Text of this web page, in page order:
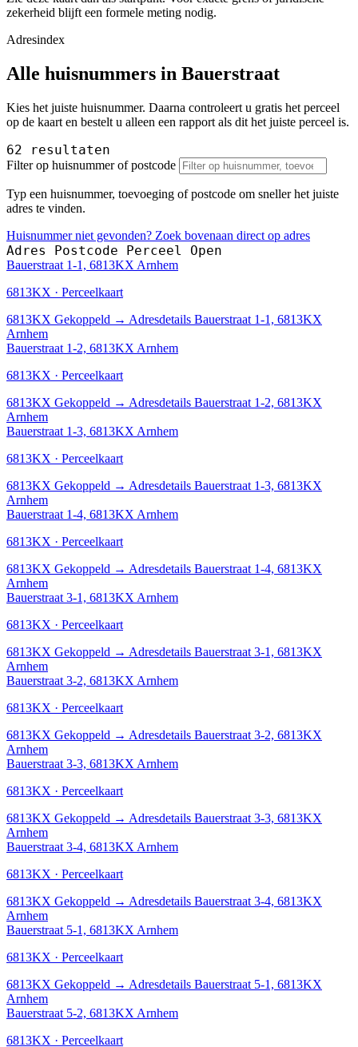
zekerheid blijft een formele meting nodig.
Adresindex
Alle huisnummers in Bauerstraat
Kies het juiste huisnummer. Daarna controleert u gratis het perceel
op de kaart en bestelt u alleen een rapport als dit het juiste perceel is.
62 resultaten
Filter op huisnummer of postcode
Typ een huisnummer, toevoeging of postcode om sneller het juiste
adres te vinden.
Huisnummer niet gevonden? Zoek bovenaan direct op adres
Adres Postcode Perceel Open
Bauerstraat 1-1, 6813KX Arnhem
6813KX · Perceelkaart
6813KX Gekoppeld → Adresdetails Bauerstraat 1-1, 6813KX
Arnhem
Bauerstraat 1-2, 6813KX Arnhem
6813KX · Perceelkaart
6813KX Gekoppeld → Adresdetails Bauerstraat 1-2, 6813KX
Arnhem
Bauerstraat 1-3, 6813KX Arnhem
6813KX · Perceelkaart
6813KX Gekoppeld → Adresdetails Bauerstraat 1-3, 6813KX
Arnhem
Bauerstraat 1-4, 6813KX Arnhem
6813KX · Perceelkaart
6813KX Gekoppeld → Adresdetails Bauerstraat 1-4, 6813KX
Arnhem
Bauerstraat 3-1, 6813KX Arnhem
6813KX · Perceelkaart
6813KX Gekoppeld → Adresdetails Bauerstraat 3-1, 6813KX
Arnhem
Bauerstraat 3-2, 6813KX Arnhem
6813KX · Perceelkaart
6813KX Gekoppeld → Adresdetails Bauerstraat 3-2, 6813KX
Arnhem
Bauerstraat 3-3, 6813KX Arnhem
6813KX · Perceelkaart
6813KX Gekoppeld → Adresdetails Bauerstraat 3-3, 6813KX
Arnhem
Bauerstraat 3-4, 6813KX Arnhem
6813KX · Perceelkaart
6813KX Gekoppeld → Adresdetails Bauerstraat 3-4, 6813KX
Arnhem
Bauerstraat 5-1, 6813KX Arnhem
6813KX · Perceelkaart
6813KX Gekoppeld → Adresdetails Bauerstraat 5-1, 6813KX
Arnhem
Bauerstraat 5-2, 6813KX Arnhem
6813KX · Perceelkaart